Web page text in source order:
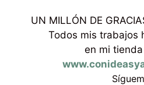
UN MILLÓN DE
Todos mis trabajos
en mi